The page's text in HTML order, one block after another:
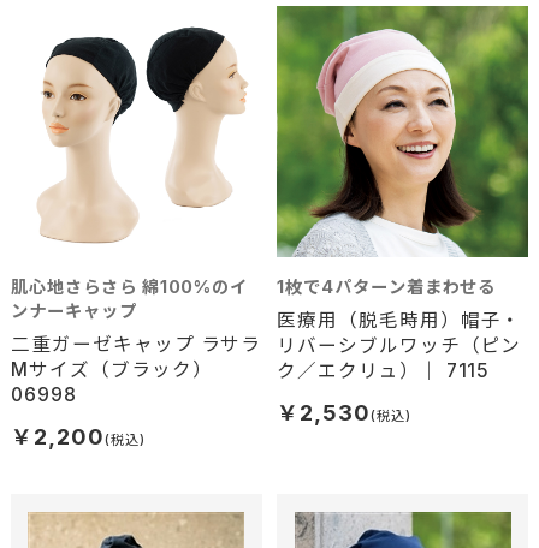
二重ガーゼキャップ ラサラ
Mサイズ（ブラック）
06998
肌心地さらさら 綿100%のイ
ンナーキャップ
￥2,200
医療用（脱毛時用）帽子・
リバーシブルワッチ（ピン
ク／エクリュ）｜ 7115
1枚で4パターン着まわせる
￥2,530